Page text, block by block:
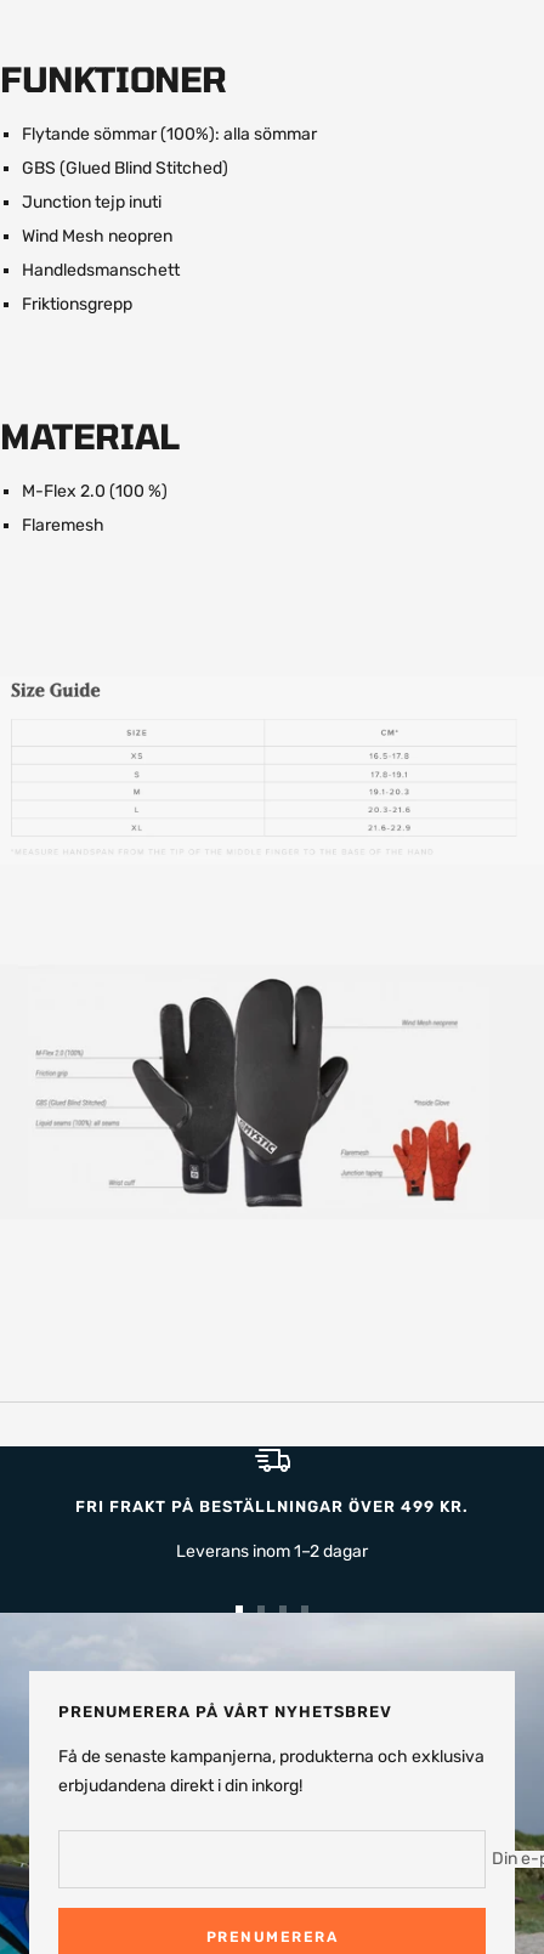
FUNKTIONER
Flytande sömmar (100%): alla sömmar
GBS (Glued Blind Stitched)
Junction tejp inuti
Wind Mesh neopren
Handledsmanschett
Friktionsgrepp
MATERIAL
M-Flex 2.0 (100 %)
Flaremesh
FRI FRAKT PÅ BESTÄLLNINGAR ÖVER 499 KR.
Leverans inom 1–2 dagar
1
2 3 4
PRENUMERERA PÅ VÅRT NYHETSBREV
Få de senaste kampanjerna, produkterna och exklusiva
erbjudandena direkt i din inkorg!
Din e-
PRENUMERERA